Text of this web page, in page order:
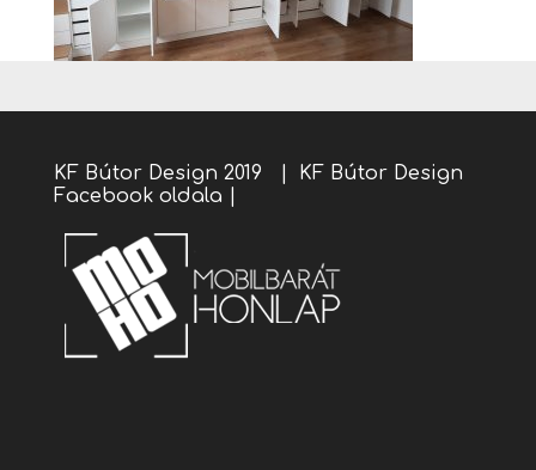
KF Bútor Design 2019 |
KF Bútor Design
Facebook oldala